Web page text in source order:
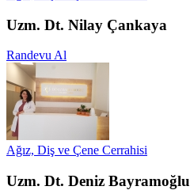
Uzm. Dt. Nilay Çankaya
Randevu Al
Ağız, Diş ve Çene Cerrahisi
Uzm. Dt. Deniz Bayramoğlu